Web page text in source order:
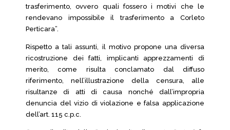
trasferimento, ovvero quali fossero i motivi che le
rendevano impossibile il trasferimento a Corleto
Perticara”.
Rispetto a tali assunti, il motivo propone una diversa
ricostruzione dei fatti, implicanti apprezzamenti di
merito, come risulta conclamato dal diffuso
riferimento, nell’illustrazione della censura, alle
risultanze di atti di causa nonché dall’impropria
denuncia del vizio di violazione e falsa applicazione
dell’art. 115 c.p.c.